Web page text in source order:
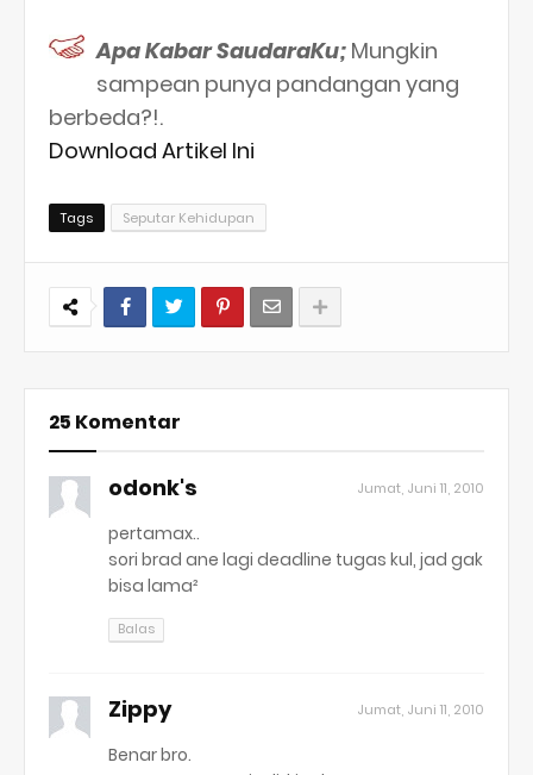
Apa Kabar SaudaraKu; Mungkin
sampean punya pandangan yang
berbeda?!.
Download Artikel Ini
Tags Seputar Kehidupan
25 Komentar
odonk's Jumat, Juni 11, 2010
pertamax..
sori brad ane lagi deadline tugas kul, jad gak
bisa lama²
Balas
Zippy Jumat, Juni 11, 2010
Benar bro.